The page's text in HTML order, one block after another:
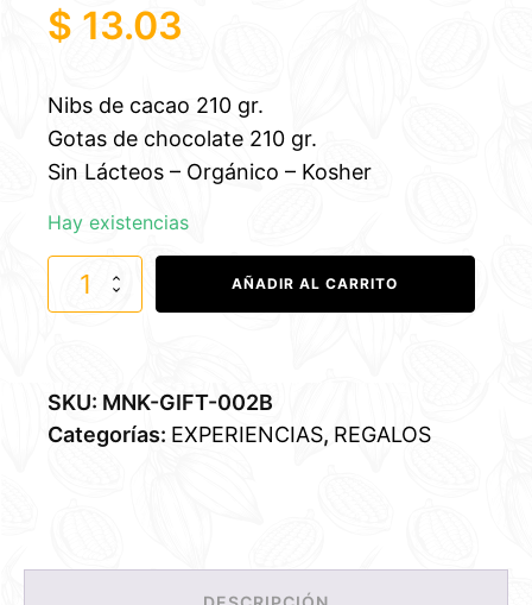
$ 13.03
Nibs de cacao 210 gr.
Gotas de chocolate 210 gr.
Sin Lácteos – Orgánico – Kosher
Hay existencias
PACK
GALLETAS
cantidad
AÑADIR AL CARRITO
SKU: MNK-GIFT-002B
Categorías: EXPERIENCIAS, REGALOS